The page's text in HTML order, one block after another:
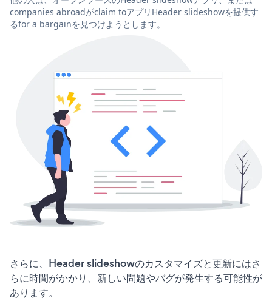
companies abroadがclaim toアプリHeader slideshowを提供す
るfor a bargainを見つけようとします。
さらに、Header slideshowのカスタマイズと更新にはさ
らに時間がかかり、新しい問題やバグが発生する可能性が
あります。